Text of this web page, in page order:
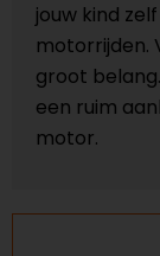
jouw kind
motorrijden.
groot
een ruim
motor.